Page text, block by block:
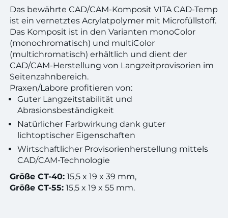
Das bewährte CAD/CAM-Komposit VITA CAD-Temp
ist ein vernetztes Acrylatpolymer mit Microfüllstoff.
Das Komposit ist in den Varianten monoColor
(monochromatisch) und multiColor
(multichromatisch) erhältlich und dient der
CAD/CAM-Herstellung von Langzeitprovisorien im
Seitenzahnbereich.
Praxen/Labore profitieren von:
Guter Langzeitstabilität und
Abrasionsbeständigkeit
Natürlicher Farbwirkung dank guter
lichtoptischer Eigenschaften
Wirtschaftlicher Provisorienherstellung mittels
CAD/CAM-Technologie
Größe CT-40: 15,5 x 19 x 39 mm,
Größe CT-55: 15,5 x 19 x 55 mm.